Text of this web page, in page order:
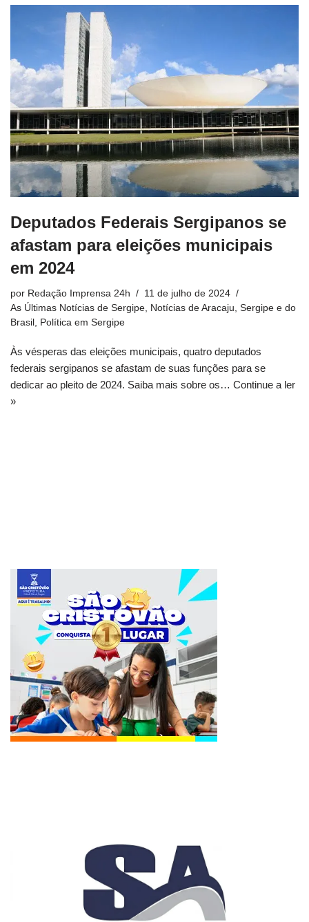
Deputados Federais Sergipanos se
afastam para eleições municipais
em 2024
por Redação Imprensa 24h
11 de julho de 2024
As Últimas Notícias de Sergipe, Notícias de Aracaju, Sergipe e do
Brasil , Política em Sergipe
Às vésperas das eleições municipais, quatro deputados
federais sergipanos se afastam de suas funções para se
dedicar ao pleito de 2024. Saiba mais sobre os… Continue a ler
»